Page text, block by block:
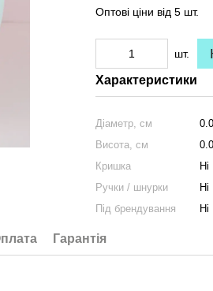
Оптові ціни від 5 шт.
шт.
Характеристики
Діаметр, см
Висота, см
Кришка
Ні
Ручки / шнурки
Ні
Під брендування
Ні
Гарантія